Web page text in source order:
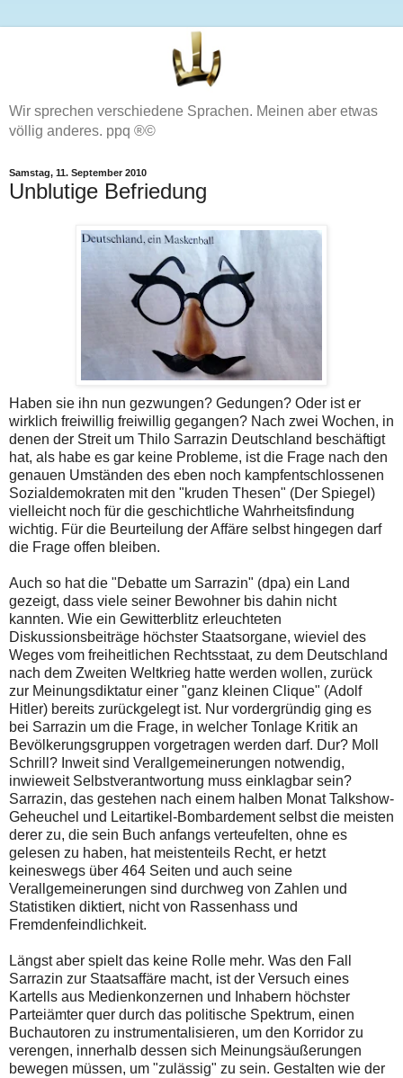
Wir sprechen verschiedene Sprachen. Meinen aber etwas
völlig anderes. ppq ®©
Samstag, 11. September 2010
Unblutige Befriedung
Haben sie ihn nun gezwungen? Gedungen? Oder ist er
wirklich freiwillig freiwillig gegangen? Nach zwei Wochen, in
denen der Streit um Thilo Sarrazin Deutschland beschäftigt
hat, als habe es gar keine Probleme, ist die Frage nach den
genauen Umständen des eben noch kampfentschlossenen
Sozialdemokraten mit den "kruden Thesen" (Der Spiegel)
vielleicht noch für die geschichtliche Wahrheitsfindung
wichtig. Für die Beurteilung der Affäre selbst hingegen darf
die Frage offen bleiben.
Auch so hat die "Debatte um Sarrazin" (dpa) ein Land
gezeigt, dass viele seiner Bewohner bis dahin nicht
kannten. Wie ein Gewitterblitz erleuchteten
Diskussionsbeiträge höchster Staatsorgane, wieviel des
Weges vom freiheitlichen Rechtsstaat, zu dem Deutschland
nach dem Zweiten Weltkrieg hatte werden wollen, zurück
zur Meinungsdiktatur einer "ganz kleinen Clique" (Adolf
Hitler) bereits zurückgelegt ist. Nur vordergründig ging es
bei Sarrazin um die Frage, in welcher Tonlage Kritik an
Bevölkerungsgruppen vorgetragen werden darf. Dur? Moll
Schrill? Inweit sind Verallgemeinerungen notwendig,
inwieweit Selbstverantwortung muss einklagbar sein?
Sarrazin, das gestehen nach einem halben Monat Talkshow-
Geheuchel und Leitartikel-Bombardement selbst die meisten
derer zu, die sein Buch anfangs verteufelten, ohne es
gelesen zu haben, hat meistenteils Recht, er hetzt
keineswegs über 464 Seiten und auch seine
Verallgemeinerungen sind durchweg von Zahlen und
Statistiken diktiert, nicht von Rassenhass und
Fremdenfeindlichkeit.
Längst aber spielt das keine Rolle mehr. Was den Fall
Sarrazin zur Staatsaffäre macht, ist der Versuch eines
Kartells aus Medienkonzernen und Inhabern höchster
Parteiämter quer durch das politische Spektrum, einen
Buchautoren zu instrumentalisieren, um den Korridor zu
verengen, innerhalb dessen sich Meinungsäußerungen
bewegen müssen, um "zulässig" zu sein. Gestalten wie der